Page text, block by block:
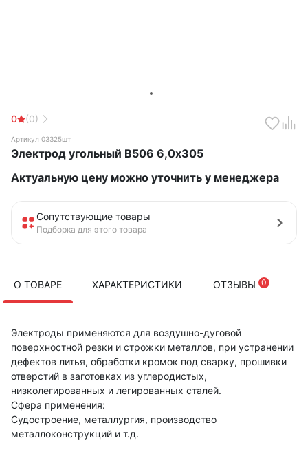
0 (0)
Артикул 03325шт
Электрод угольный В506 6,0х305
Актуальную цену можно уточнить у менеджера
Сопутствующие товары
Подборка для этого товара
О ТОВАРЕ ХАРАКТЕРИСТИКИ ОТЗЫВЫ 0
Электроды применяются для воздушно-дуговой
поверхностной резки и строжки металлов, при устранении
дефектов литья, обработки кромок под сварку, прошивки
отверстий в заготовках из углеродистых,
низколегированных и легированных сталей.
Сфера применения:
Судостроение, металлургия, производство
металлоконструкций и т.д.